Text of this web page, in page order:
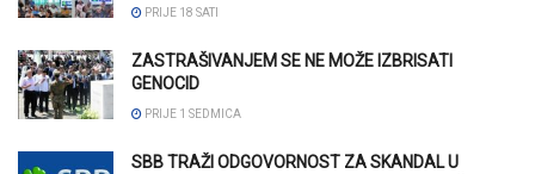
PRIJE 18 SATI
ZASTRAŠIVANJEM SE NE MOŽE IZBRISATI
GENOCID
PRIJE 1 SEDMICA
SBB TRAŽI ODGOVORNOST ZA SKANDAL U